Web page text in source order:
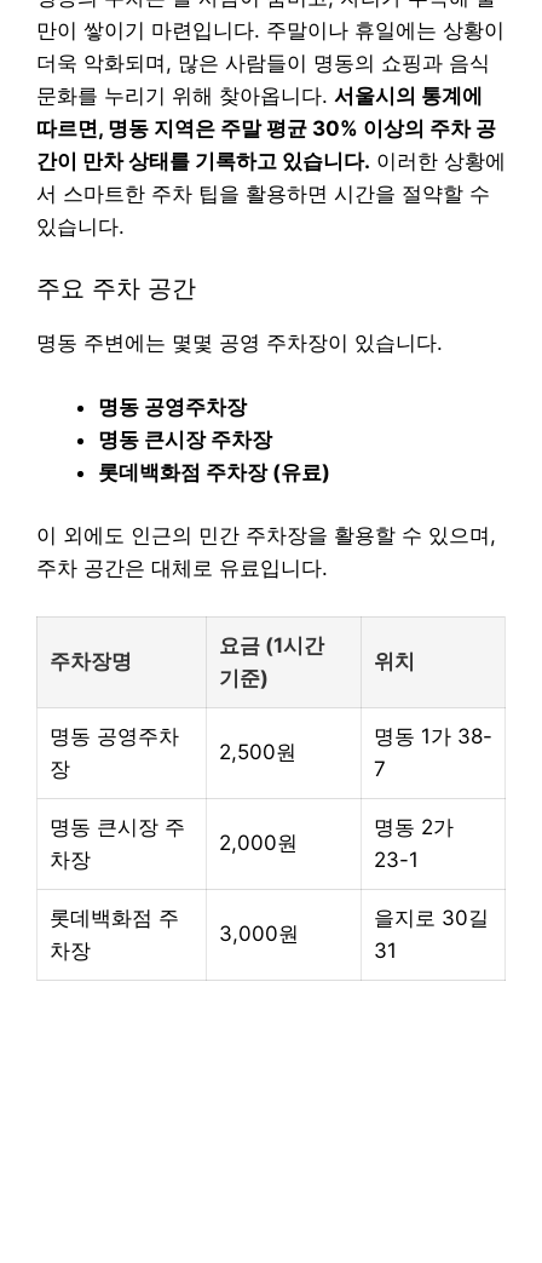
만이 쌓이기 마련입니다. 주말이나 휴일에는 상황이
더욱 악화되며, 많은 사람들이 명동의 쇼핑과 음식
문화를 누리기 위해 찾아옵니다. 서울시의 통계에
따르면, 명동 지역은 주말 평균 30% 이상의 주차 공
간이 만차 상태를 기록하고 있습니다. 이러한 상황에
서 스마트한 주차 팁을 활용하면 시간을 절약할 수
있습니다.
주요 주차 공간
명동 주변에는 몇몇 공영 주차장이 있습니다.
명동 공영주차장
명동 큰시장 주차장
롯데백화점 주차장 (유료)
이 외에도 인근의 민간 주차장을 활용할 수 있으며,
주차 공간은 대체로 유료입니다.
주차장명
요금 (1시간
기준)
위치
명동 공영주차
장
2,500원
명동 1가 38-
7
명동 큰시장 주
차장
2,000원
명동 2가
23-1
롯데백화점 주
차장
3,000원
을지로 30길
31